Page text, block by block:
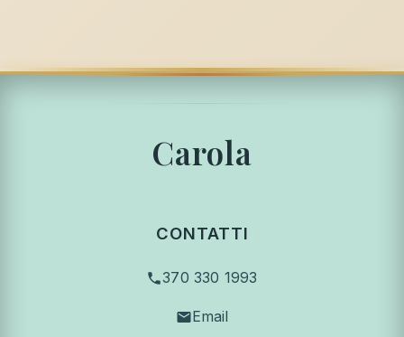
Carola
CONTATTI
370 330 1993
Email